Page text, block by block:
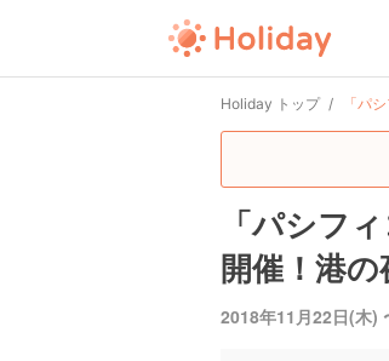
Holiday トップ 「パ
「パシフ
開催！港
2018年11月22日(木)